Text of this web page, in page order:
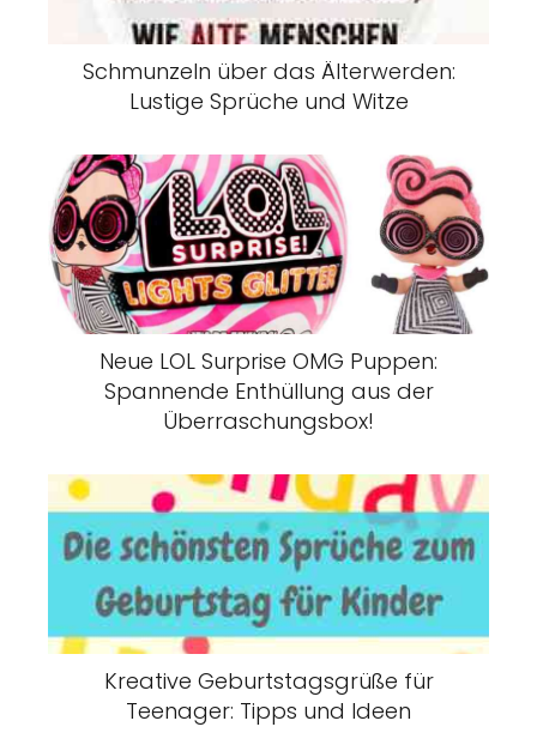
Schmunzeln über das Älterwerden:
Lustige Sprüche und Witze
Neue LOL Surprise OMG Puppen:
Spannende Enthüllung aus der
Überraschungsbox!
Kreative Geburtstagsgrüße für
Teenager: Tipps und Ideen